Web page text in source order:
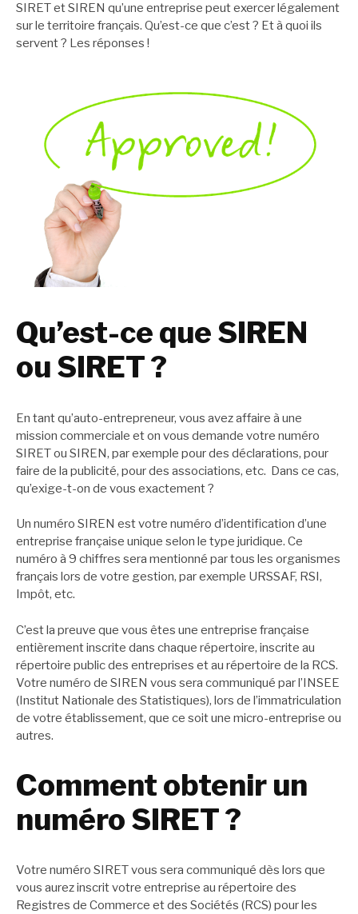
SIRET et SIREN qu’une entreprise peut exercer légalement
sur le territoire français. Qu’est-ce que c’est ? Et à quoi ils
servent ? Les réponses !
Qu’est-ce que SIREN
ou SIRET ?
En tant qu’auto-entrepreneur, vous avez affaire à une
mission commerciale et on vous demande votre numéro
SIRET ou SIREN, par exemple pour des déclarations, pour
faire de la publicité, pour des associations, etc. Dans ce cas,
qu’exige-t-on de vous exactement ?
Un numéro SIREN est votre numéro d’identification d’une
entreprise française unique selon le type juridique. Ce
numéro à 9 chiffres sera mentionné par tous les organismes
français lors de votre gestion, par exemple URSSAF, RSI,
Impôt, etc.
C’est la preuve que vous êtes une entreprise française
entièrement inscrite dans chaque répertoire, inscrite au
répertoire public des entreprises et au répertoire de la RCS.
Votre numéro de SIREN vous sera communiqué par l’INSEE
(Institut Nationale des Statistiques), lors de l’immatriculation
de votre établissement, que ce soit une micro-entreprise ou
autres.
Comment obtenir un
numéro SIRET ?
Votre numéro SIRET vous sera communiqué dès lors que
vous aurez inscrit votre entreprise au répertoire des
Registres de Commerce et des Sociétés (RCS) pour les